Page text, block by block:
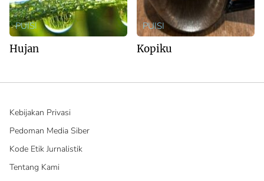
PUISI
Hujan
PUISI
Kopiku
Kebijakan Privasi
Pedoman Media Siber
Kode Etik Jurnalistik
Tentang Kami